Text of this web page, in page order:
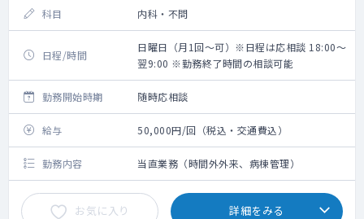
科目 内科・不問
日程/時間
日曜日（月1回～可）※日程は応相談 18:00～
翌9:00 ※勤務終了時間の相談可能
勤務開始時期 随時応相談
給与 50,000円/回（税込・交通費込）
勤務内容 当直業務（時間外外来、病棟管理）
お気に入り 詳細をみる